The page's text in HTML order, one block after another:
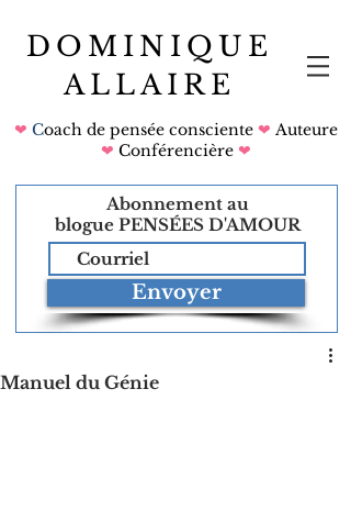
DOMINIQUE
ALLAIRE
❤ Coach de pensée consciente ❤ Auteure
❤ Conférencière ❤
Abonnement au
blogue PENSÉES D'AMOUR
Envoyer
Manuel du Génie